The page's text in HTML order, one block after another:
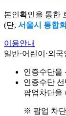
본인확인을 통한
(단, 서울시 통합
이용안내
일반·어린이·외국
인증수단을
인증수단
팝업차단을
※ 팝업 차